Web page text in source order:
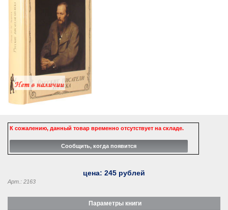
К сожалению, данный товар временно отсутствует на складе.
цена: 245 рублей
Арт.: 2163
Параметры книги